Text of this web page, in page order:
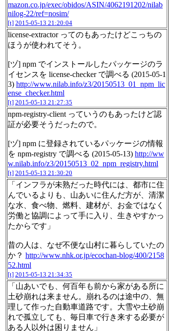
mazon.co.jp/exec/obidos/ASIN/4062191202/nilab
nilog-22/ref=nosim/
[t] 2015-05-13 21:20:04
license-extractor ってのもあったけどこっちの
ほうが使われてそう。
[ヅ] npm でインストールしたパッケージのラ
イセンスを license-checker で調べる (2015-05-1
3) http://www.nilab.info/z3/20150513_01_npm_lic
ense_checker.html
[t] 2015-05-13 21:27:35
npm-registry-client っていうのもあったけど認
証が必要そうだったので。
[ヅ] npm に登録されているパッケージの情報
を npm-registry で調べる (2015-05-13) http://ww
w.nilab.info/z3/20150513_02_npm_registry.html
[t] 2015-05-13 21:30:20
「インフラが未熟だった時代には、都市に住
んでいるよりも、山あいに住んだ方が、清潔
な水、食べ物、燃料、建材が、お金ではなく
労働と協調によって手に入り、生きやすかっ
たからです」
昔の人は、なぜ不便な山村に暮らしていたの
か？ http://www.nhk.or.jp/ecochan-blog/400/2158
52.html
[t] 2015-05-13 21:34:35
「山あいでも、何百年も前から家がある所に
土砂崩れは来ません。崩れるのは途中の、無
理して作った自動車道路です。大雪や土砂崩
れで孤立しても、毎日車で行き来する必要が
ある人以外は困りません」